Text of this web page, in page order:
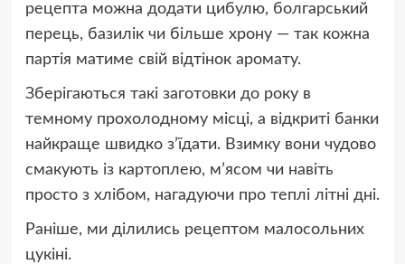
рецепта можна додати цибулю, болгарський
перець, базилік чи більше хрону — так кожна
партія матиме свій відтінок аромату.
Зберігаються такі заготовки до року в
темному прохолодному місці, а відкриті банки
найкраще швидко з’їдати. Взимку вони чудово
смакують із картоплею, м’ясом чи навіть
просто з хлібом, нагадуючи про теплі літні дні.
Раніше, ми ділились рецептом малосольних
цукіні.